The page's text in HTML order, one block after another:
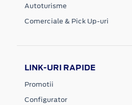
Autoturisme
Comerciale & Pick Up-uri
LINK-URI RAPIDE
Promotii
Configurator